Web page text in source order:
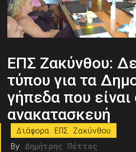
ΕΠΣ Ζακύνθου:
τύπου για τα
γήπεδα που είναι
ανακατασκευή
Διάφορα ΕΠΣ Ζακύνθου
By Δημήτρης Πέττας